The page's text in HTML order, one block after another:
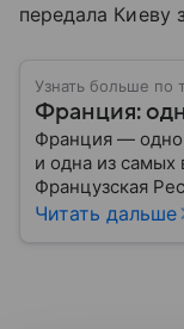
передала Киеву
Узнать больше по
Франция:
Франция — одно
и одна из самых
Французская
культурным
Читать дальше